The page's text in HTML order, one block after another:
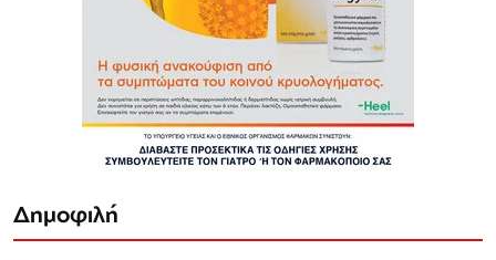
Δημοφιλή